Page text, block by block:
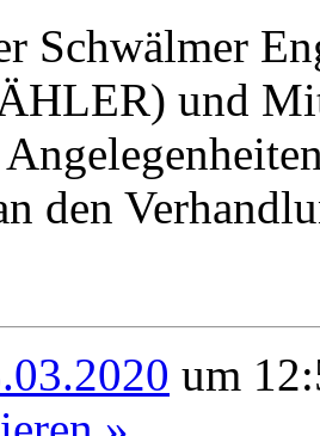
Schwälmer
und
den
um